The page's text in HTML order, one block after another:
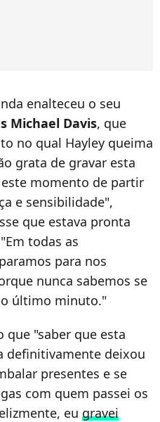
enalteceu o seu
Michael Davis, que
no qual Hayley queima
grata de gravar esta
momento de partir
e sensibilidade",
que estava pronta
todas as
para nos
nunca sabemos se
último minuto."
que "saber que esta
definitivamente deixou
presentes e se
com quem passei os
eu gravei